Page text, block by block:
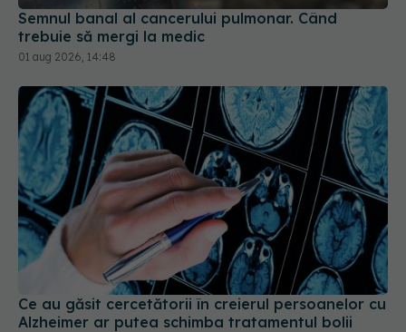
Semnul banal al cancerului pulmonar. Când
trebuie să mergi la medic
01 aug 2026, 14:48
Ce au găsit cercetătorii în creierul persoanelor cu
Alzheimer ar putea schimba tratamentul bolii